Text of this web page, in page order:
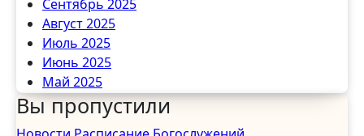
Сентябрь 2025
Август 2025
Июль 2025
Июнь 2025
Май 2025
Апрель 2025
Март 2025
Вы пропустили